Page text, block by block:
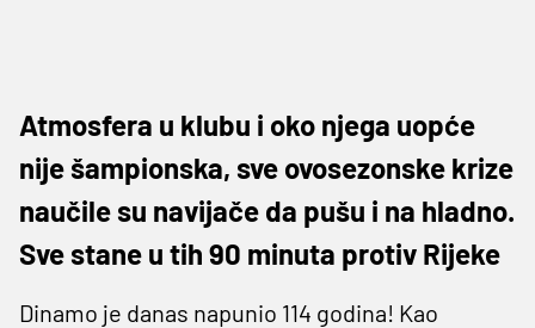
Atmosfera u klubu i oko njega uopće
nije šampionska, sve ovosezonske krize
naučile su navijače da pušu i na hladno.
Sve stane u tih 90 minuta protiv Rijeke
Dinamo je danas napunio 114 godina! Kao